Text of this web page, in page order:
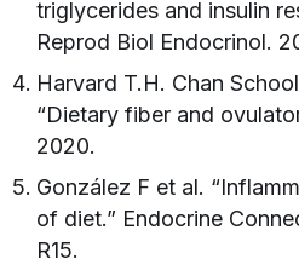
triglycerides and insulin
Reprod Biol Endocrinol.
Harvard T.H. Chan
“Dietary fiber and
2020.
González F et al.
of diet.” Endocrine
R15.